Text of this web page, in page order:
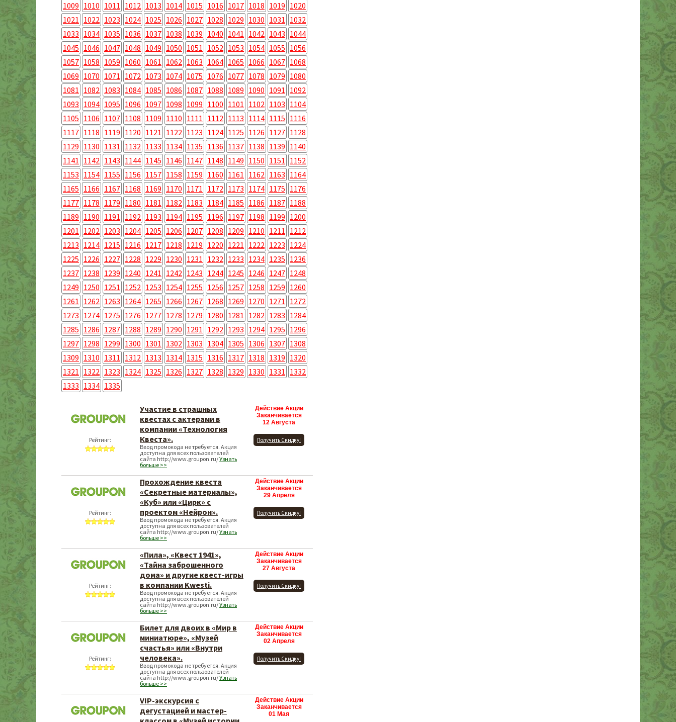
1009 1010 1011 1012 1013 1014 1015 1016 1017 1018 1019 1020
1021 1022 1023 1024 1025 1026 1027 1028 1029 1030 1031 1032
1033 1034 1035 1036 1037 1038 1039 1040 1041 1042 1043 1044
1045 1046 1047 1048 1049 1050 1051 1052 1053 1054 1055 1056
1057 1058 1059 1060 1061 1062 1063 1064 1065 1066 1067 1068
1069 1070 1071 1072 1073 1074 1075 1076 1077 1078 1079 1080
1081 1082 1083 1084 1085 1086 1087 1088 1089 1090 1091 1092
1093 1094 1095 1096 1097 1098 1099 1100 1101 1102 1103 1104
1105 1106 1107 1108 1109 1110 1111 1112 1113 1114 1115 1116
1117 1118 1119 1120 1121 1122 1123 1124 1125 1126 1127 1128
1129 1130 1131 1132 1133 1134 1135 1136 1137 1138 1139 1140
1141 1142 1143 1144 1145 1146 1147 1148 1149 1150 1151 1152
1153 1154 1155 1156 1157 1158 1159 1160 1161 1162 1163 1164
1165 1166 1167 1168 1169 1170 1171 1172 1173 1174 1175 1176
1177 1178 1179 1180 1181 1182 1183 1184 1185 1186 1187 1188
1189 1190 1191 1192 1193 1194 1195 1196 1197 1198 1199 1200
1201 1202 1203 1204 1205 1206 1207 1208 1209 1210 1211 1212
1213 1214 1215 1216 1217 1218 1219 1220 1221 1222 1223 1224
1225 1226 1227 1228 1229 1230 1231 1232 1233 1234 1235 1236
1237 1238 1239 1240 1241 1242 1243 1244 1245 1246 1247 1248
1249 1250 1251 1252 1253 1254 1255 1256 1257 1258 1259 1260
1261 1262 1263 1264 1265 1266 1267 1268 1269 1270 1271 1272
1273 1274 1275 1276 1277 1278 1279 1280 1281 1282 1283 1284
1285 1286 1287 1288 1289 1290 1291 1292 1293 1294 1295 1296
1297 1298 1299 1300 1301 1302 1303 1304 1305 1306 1307 1308
1309 1310 1311 1312 1313 1314 1315 1316 1317 1318 1319 1320
1321 1322 1323 1324 1325 1326 1327 1328 1329 1330 1331 1332
1333 1334 1335
Рейтинг:
Участие в страшных
квестах с актерами в
компании «Технология
Квеста».
Ввод промокода не требуется. Акция
доступна для всех пользователей
сайта http://www.groupon.ru/Узнать
больше >>
Действие Акции
Заканчивается
12 Августа
Получить Скидку!
Рейтинг:
Прохождение квеста
«Секретные материалы»,
«Куб» или «Цирк» с
проектом «Нейрон».
Ввод промокода не требуется. Акция
доступна для всех пользователей
сайта http://www.groupon.ru/Узнать
больше >>
Действие Акции
Заканчивается
29 Апреля
Получить Скидку!
Рейтинг:
«Пила», «Квест 1941»,
«Тайна заброшенного
дома» и другие квест-игры
в компании Kwesti.
Ввод промокода не требуется. Акция
доступна для всех пользователей
сайта http://www.groupon.ru/Узнать
больше >>
Действие Акции
Заканчивается
27 Августа
Получить Скидку!
Рейтинг:
Билет для двоих в «Мир в
миниатюре», «Музей
счастья» или «Внутри
человека».
Ввод промокода не требуется. Акция
доступна для всех пользователей
сайта http://www.groupon.ru/Узнать
больше >>
Действие Акции
Заканчивается
02 Апреля
Получить Скидку!
VIP-экскурсия с
дегустацией и мастер-
Действие Акции
Заканчивается
01 Мая